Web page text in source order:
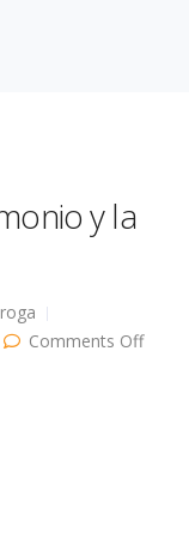
y la
Comments Offon